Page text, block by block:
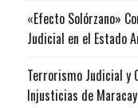
«Efecto Solórzano»
Judicial en el Estado
Terrorismo Judicial y
Injusticias de Maracay